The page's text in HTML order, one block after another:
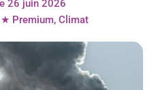
26 juin 2026
★ Premium,Climat